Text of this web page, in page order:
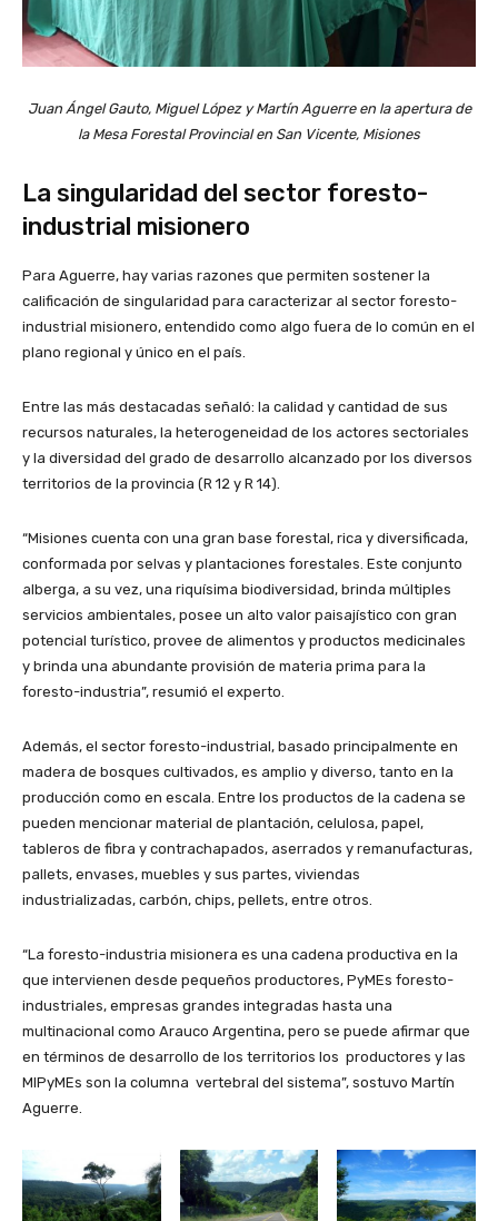
Juan Ángel Gauto, Miguel López y Martín Aguerre en la apertura de
la Mesa Forestal Provincial en San Vicente, Misiones
La singularidad del sector foresto-
industrial misionero
Para Aguerre, hay varias razones que permiten sostener la
calificación de singularidad para caracterizar al sector foresto-
industrial misionero, entendido como algo fuera de lo común en el
plano regional y único en el país.
Entre las más destacadas señaló: la calidad y cantidad de sus
recursos naturales, la heterogeneidad de los actores sectoriales
y la diversidad del grado de desarrollo alcanzado por los diversos
territorios de la provincia (R 12 y R 14).
“Misiones cuenta con una gran base forestal, rica y diversificada,
conformada por selvas y plantaciones forestales. Este conjunto
alberga, a su vez, una riquísima biodiversidad, brinda múltiples
servicios ambientales, posee un alto valor paisajístico con gran
potencial turístico, provee de alimentos y productos medicinales
y brinda una abundante provisión de materia prima para la
foresto-industria”, resumió el experto.
Además, el sector foresto-industrial, basado principalmente en
madera de bosques cultivados, es amplio y diverso, tanto en la
producción como en escala. Entre los productos de la cadena se
pueden mencionar material de plantación, celulosa, papel,
tableros de fibra y contrachapados, aserrados y remanufacturas,
pallets, envases, muebles y sus partes, viviendas
industrializadas, carbón, chips, pellets, entre otros.
“La foresto-industria misionera es una cadena productiva en la
que intervienen desde pequeños productores, PyMEs foresto-
industriales, empresas grandes integradas hasta una
multinacional como Arauco Argentina, pero se puede afirmar que
en términos de desarrollo de los territorios los productores y las
MIPyMEs son la columna vertebral del sistema”, sostuvo Martín
Aguerre.